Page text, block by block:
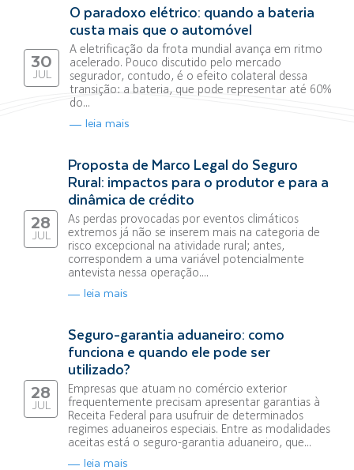
30
JUL
O paradoxo elétrico: quando a bateria
custa mais que o automóvel
A eletrificação da frota mundial avança em ritmo
acelerado. Pouco discutido pelo mercado
segurador, contudo, é o efeito colateral dessa
transição: a bateria, que pode representar até 60%
do...
leia mais
28
JUL
Proposta de Marco Legal do Seguro
Rural: impactos para o produtor e para a
dinâmica de crédito
As perdas provocadas por eventos climáticos
extremos já não se inserem mais na categoria de
risco excepcional na atividade rural; antes,
correspondem a uma variável potencialmente
antevista nessa operação....
leia mais
28
JUL
Seguro-garantia aduaneiro: como
funciona e quando ele pode ser
utilizado?
Empresas que atuam no comércio exterior
frequentemente precisam apresentar garantias à
Receita Federal para usufruir de determinados
regimes aduaneiros especiais. Entre as modalidades
aceitas está o seguro-garantia aduaneiro, que...
leia mais